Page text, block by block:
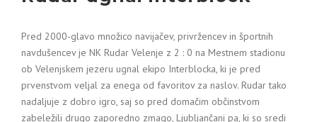
Pred 2000-glavo množico navijačev, privržencev in športnih
navdušencev je NK Rudar Velenje z 2 : 0 na Mestnem stadionu
ob Velenjskem jezeru ugnal ekipo Interblocka, ki je pred
prvenstvom veljal za enega od favoritov za naslov. Rudar tako
nadaljuje z dobro igro, saj so pred domačim občinstvom
zabeležili drugo zaporedno zmago, Ljubljančani pa, ki so sredi